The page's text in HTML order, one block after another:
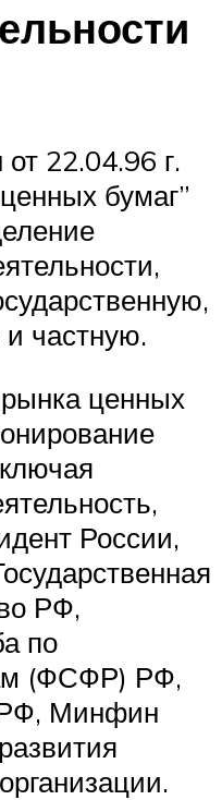
22.04.96 г.
бумаг”
частную.
ценных
России,
РФ,
по
(ФСФР) РФ,
Минфин